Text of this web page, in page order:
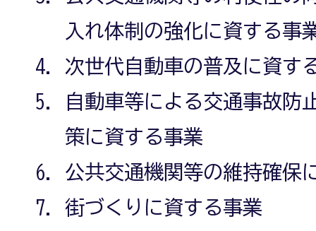
入れ体制の強化に資する事
次世代自動車の普及に資す
自動車等による交通事故防
策に資する事業
公共交通機関等の維持確保
街づくりに資する事業